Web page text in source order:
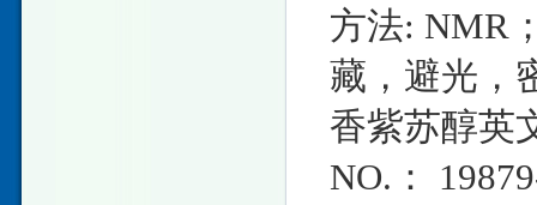
方法: NMR
藏，避光，
香紫苏醇英
NO.：